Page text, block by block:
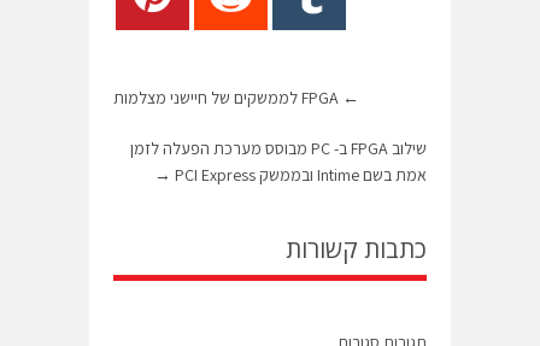
←
שילוב FPGA ב- PC מבוסס מערכת הפעלה לזמן
אמת בשם Intime ובממשק PCI Express
→
כתבות קשורות